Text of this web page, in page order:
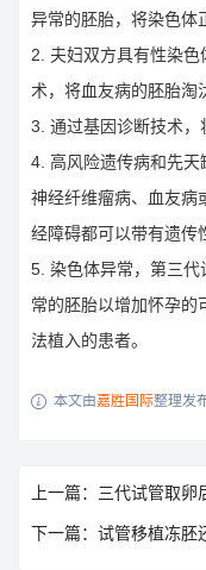
异常的胚胎，将染色体
2. 夫妇双方具有性染
术，将血友病的胚胎淘
3. 通过基因诊断技术
4. 高风险遗传病和先
神经纤维瘤病、血友病
经障碍都可以带有遗传
5. 染色体异常，第三
常的胚胎以增加怀孕的
法植入的患者。
 本文由嘉胜国际整理发
上一篇：三代试管取
下一篇：试管移植冻胚